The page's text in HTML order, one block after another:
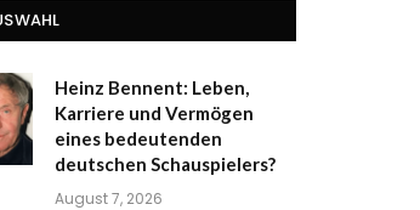
Heinz Bennent: Leben,
Karriere und Vermögen
eines bedeutenden
deutschen Schauspielers?
August 7, 2026